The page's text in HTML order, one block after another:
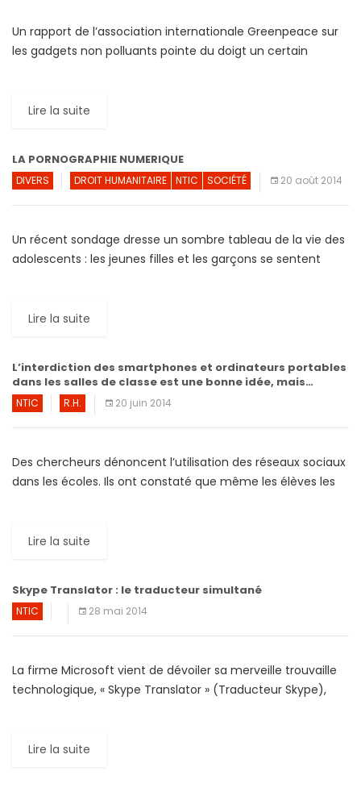
Un rapport de l’association internationale Greenpeace sur
les gadgets non polluants pointe du doigt un certain
Lire la suite
LA PORNOGRAPHIE NUMERIQUE
DIVERS DROIT HUMANITAIRE NTIC SOCIÉTÉ 20 août 2014
Un récent sondage dresse un sombre tableau de la vie des
adolescents : les jeunes filles et les garçons se sentent
Lire la suite
L’interdiction des smartphones et ordinateurs portables
dans les salles de classe est une bonne idée, mais…
NTIC R.H. 20 juin 2014
Des chercheurs dénoncent l’utilisation des réseaux sociaux
dans les écoles. Ils ont constaté que même les élèves les
Lire la suite
Skype Translator : le traducteur simultané
NTIC 28 mai 2014
La firme Microsoft vient de dévoiler sa merveille trouvaille
technologique, « Skype Translator » (Traducteur Skype),
Lire la suite